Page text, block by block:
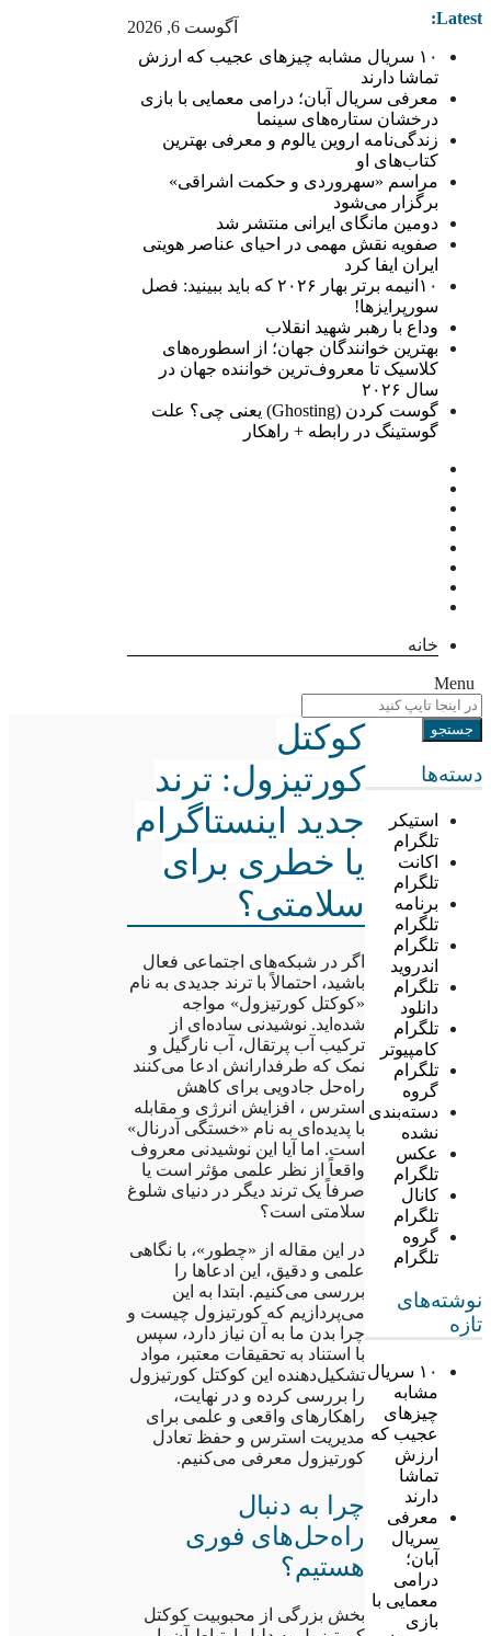
آگوست 6, 2026 Latest:
۱۰ سریال مشابه چیزهای عجیب که ارزش
تماشا دارند
معرفی سریال آبان؛ درامی معمایی با بازی
درخشان ستاره‌های سینما
زندگی‌نامه اروین یالوم و معرفی بهترین
کتاب‌های او
مراسم «سهروردی و حکمت اشراقی»
برگزار می‌شود
دومین مانگای ایرانی منتشر شد
صفویه نقش مهمی در احیای عناصر هویتی
ایران ایفا کرد
۱۰انیمه برتر بهار ۲۰۲۶ که باید ببینید: فصل
سورپرایزها!
وداع با رهبر شهید انقلاب
بهترین خوانندگان جهان؛ از اسطوره‌های
کلاسیک تا معروف‌ترین خواننده جهان در
سال ۲۰۲۶
گوست کردن (Ghosting) یعنی چی؟ علت
گوستینگ در رابطه + راهکار
خانه
Menu
دسته‌ها
استیکر
تلگرام
اکانت
تلگرام
برنامه
تلگرام
تلگرام
اندروید
تلگرام
دانلود
تلگرام
کامپیوتر
تلگرام
گروه
دسته‌بندی
نشده
عکس
تلگرام
کانال
تلگرام
گروه
تلگرام
نوشته‌های
تازه
۱۰ سریال
مشابه
چیزهای
عجیب که
ارزش
تماشا
دارند
معرفی
سریال
آبان؛
درامی
معمایی با
بازی
کوکتل
کورتیزول: ترند
جدید اینستاگرام
یا خطری برای
سلامتی؟
اگر در شبکه‌های اجتماعی فعال
باشید، احتمالاً با ترند جدیدی به نام
«کوکتل کورتیزول» مواجه
شده‌اید. نوشیدنی ساده‌ای از
ترکیب آب پرتقال، آب نارگیل و
نمک که طرفدارانش ادعا می‌کنند
راه‌حل جادویی برای کاهش
استرس ، افزایش انرژی و مقابله
با پدیده‌ای به نام «خستگی آدرنال»
است. اما آیا این نوشیدنی معروف
واقعاً از نظر علمی مؤثر است یا
صرفاً یک ترند دیگر در دنیای شلوغ
سلامتی است؟
در این مقاله از «چطور»، با نگاهی
علمی و دقیق، این ادعاها را
بررسی می‌کنیم. ابتدا به این
می‌پردازیم که کورتیزول چیست و
چرا بدن ما به آن نیاز دارد، سپس
با استناد به تحقیقات معتبر، مواد
تشکیل‌دهنده این کوکتل کورتیزول
را بررسی کرده و در نهایت،
راهکارهای واقعی و علمی برای
مدیریت استرس و حفظ تعادل
کورتیزول معرفی می‌کنیم.
چرا به دنبال
راه‌حل‌های فوری
هستیم؟
بخش بزرگی از محبوبیت کوکتل